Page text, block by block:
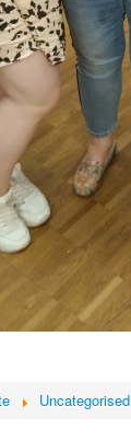
Uncategorised